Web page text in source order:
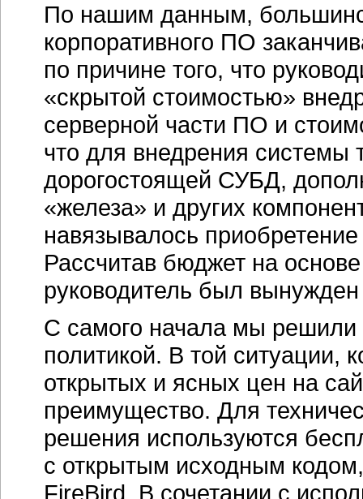
По нашим данным,
корпоративного ПО
по причине того, что
«скрытой стоимостью»
серверной части ПО и
что для внедрения системы
дорогостоящей СУБД,
«железа» и других
навязывалось
Рассчитав бюджет на
руководитель был вынужден
С самого начала мы решили
политикой. В той ситуации,
открытых и ясных цен на
преимущество. Для
решения используются
с открытым исходным
FireBird. В сочетании с